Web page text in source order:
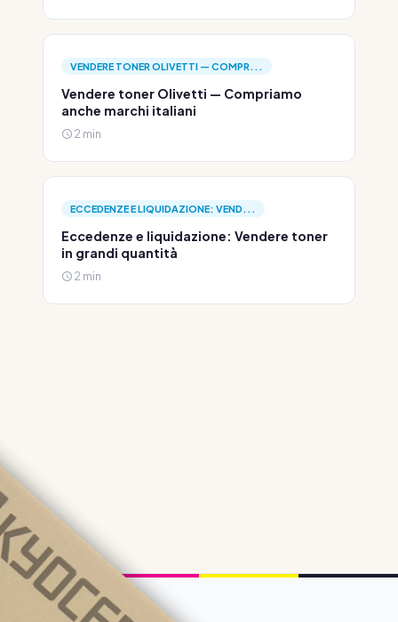
VENDERE TONER OLIVETTI — COMPR...
Vendere toner Olivetti — Compriamo
anche marchi italiani
2 min
ECCEDENZE E LIQUIDAZIONE: VEND...
Eccedenze e liquidazione: Vendere toner
in grandi quantità
2 min